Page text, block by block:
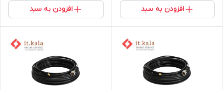
افزودن به سبد افزودن به سبد